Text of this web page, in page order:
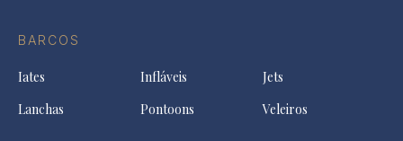
BARCOS
Iates Infláveis
Jets
Lanchas
Pontoons Veleiros